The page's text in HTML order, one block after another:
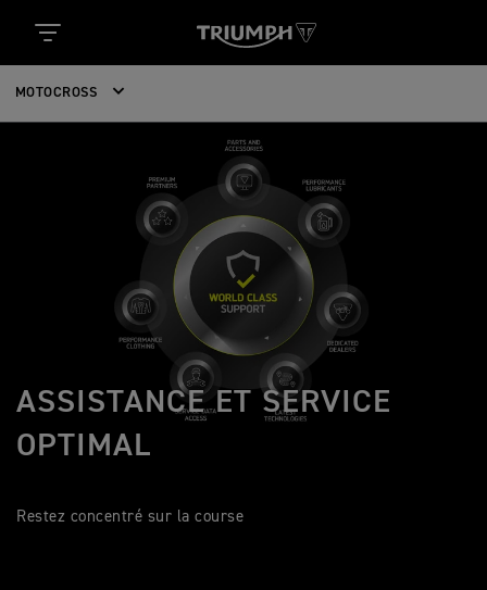
MOTOCROSS
ASSISTANCE ET SERVICE
OPTIMAL
Restez concentré sur la course